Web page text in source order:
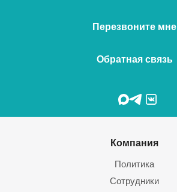
Перезвоните мне
Обратная связь
Компания
Политика
Сотрудники